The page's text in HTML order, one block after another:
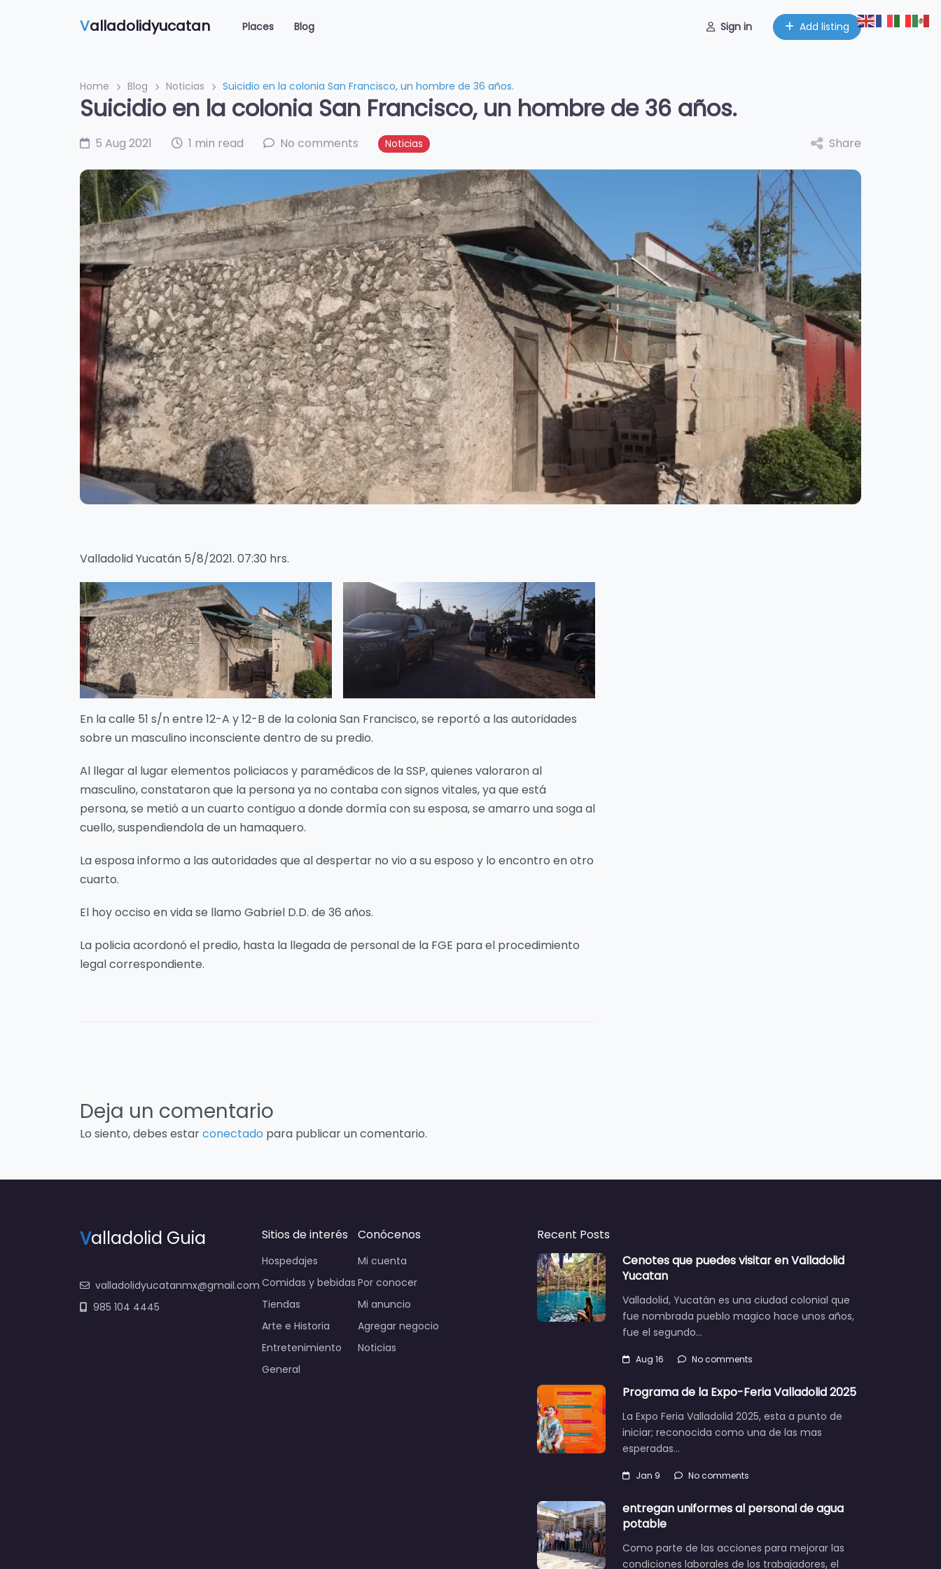
Valladolidyucatan Places Blog Sign in Add listing
Home Blog Noticias Suicidio en la colonia San Francisco, un hombre de 36 años.
Suicidio en la colonia San Francisco, un hombre de 36 años.
5 Aug 2021 1 min read No comments Noticias Share
Valladolid Yucatán 5/8/2021. 07:30 hrs.
En la calle 51 s/n entre 12-A y 12-B de la colonia San Francisco, se reportó a las autoridades
sobre un masculino inconsciente dentro de su predio.
Al llegar al lugar elementos policiacos y paramédicos de la SSP, quienes valoraron al
masculino, constataron que la persona ya no contaba con signos vitales, ya que está
persona, se metió a un cuarto contiguo a donde dormía con su esposa, se amarro una soga al
cuello, suspendiendola de un hamaquero.
La esposa informo a las autoridades que al despertar no vio a su esposo y lo encontro en otro
cuarto.
El hoy occiso en vida se llamo Gabriel D.D. de 36 años.
La policia acordonó el predio, hasta la llegada de personal de la FGE para el procedimiento
legal correspondiente.
Deja un comentario
Lo siento, debes estarconectado para publicar un comentario.
Valladolid Guia
valladolidyucatanmx@gmail.com
985 104 4445
Sitios de interés
Hospedajes
Comidas y bebidas
Tiendas
Arte e Historia
Entretenimiento
General
Conócenos
Mi cuenta
Por conocer
Mi anuncio
Agregar negocio
Noticias
Recent Posts
Cenotes que puedes visitar en Valladolid
Yucatan
Valladolid, Yucatán es una ciudad colonial que
fue nombrada pueblo magico hace unos años,
fue el segundo…
Aug 16 No comments
Programa de la Expo-Feria Valladolid 2025
La Expo Feria Valladolid 2025, esta a punto de
iniciar; reconocida como una de las mas
esperadas…
Jan 9 No comments
entregan uniformes al personal de agua
potable
Como parte de las acciones para mejorar las
condiciones laborales de los trabajadores, el